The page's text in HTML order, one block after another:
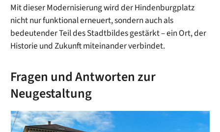
Mit dieser Modernisierung wird der Hindenburgplatz
nicht nur funktional erneuert, sondern auch als
bedeutender Teil des Stadtbildes gestärkt – ein Ort, der
Historie und Zukunft miteinander verbindet.
Fragen und Antworten zur
Neugestaltung